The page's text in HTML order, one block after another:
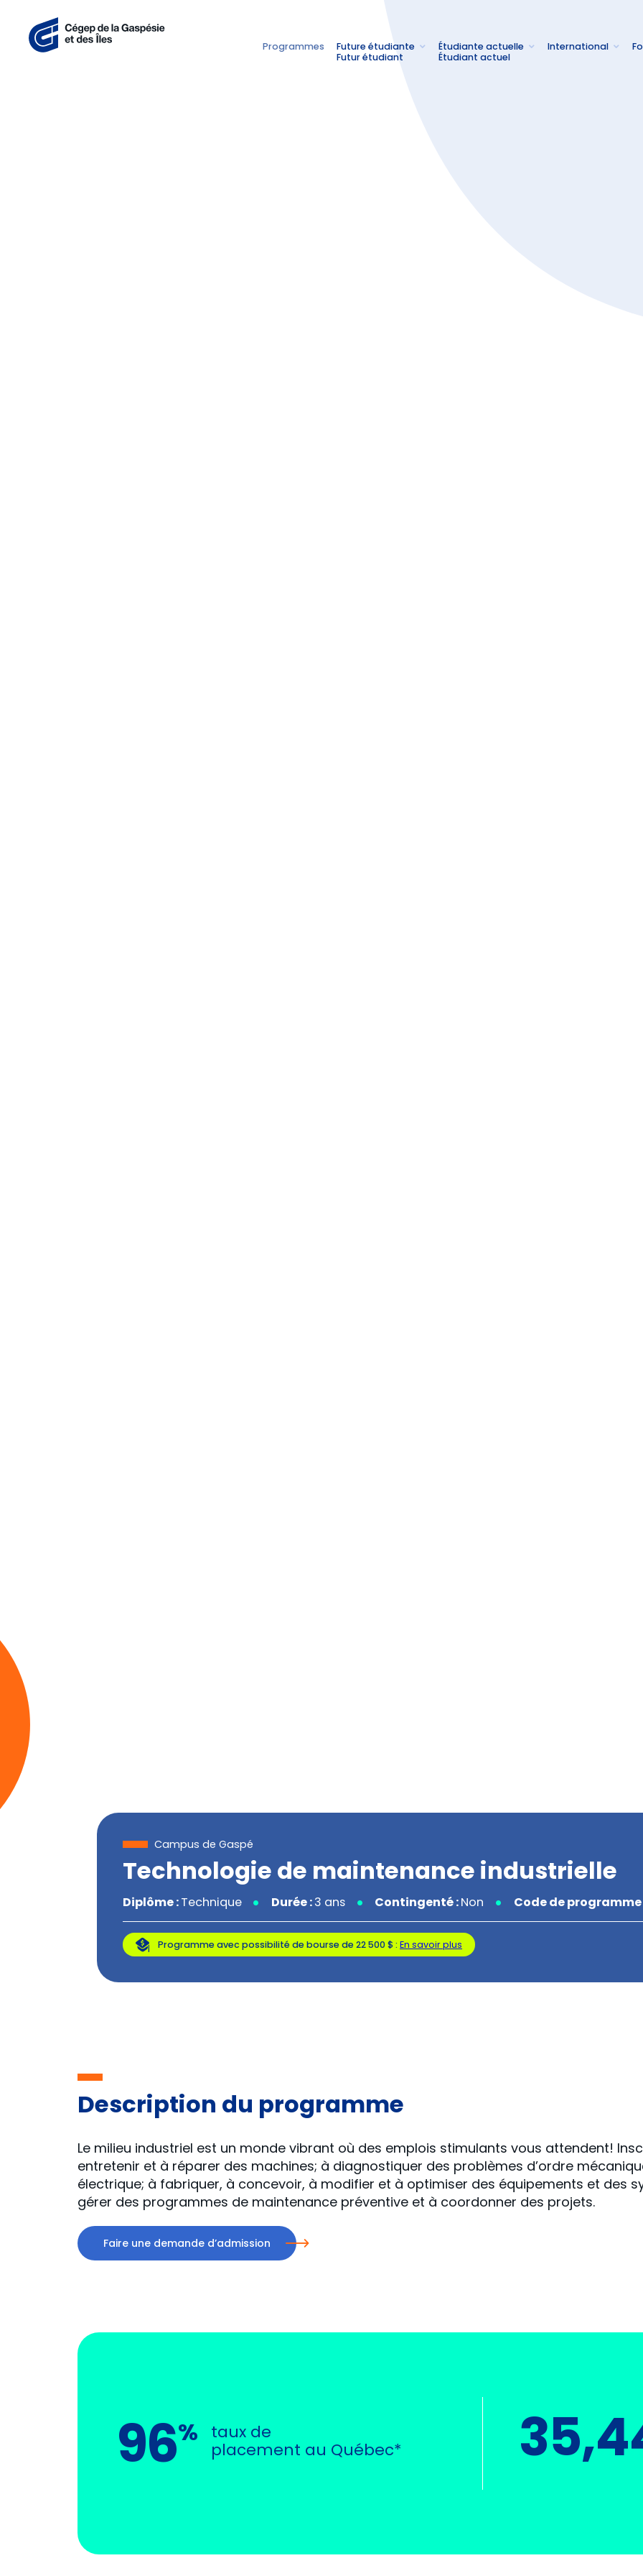
Programmes
Future étudiante
Futur étudiant
Étudiante actuelle
Étudiant actuel
International
Campus de Gaspé
Technologie de maintenance industrielle
Diplôme :Technique Durée :3 ans Contingenté :Non Code de programme
Programme avec possibilité de bourse de 22 500 $ :En savoir plus
Description du programme
Le milieu industriel est un monde vibrant où des emplois stimulants vous attendent!
entretenir et à réparer des machines; à diagnostiquer des problèmes d’ordre
électrique; à fabriquer, à concevoir, à modifier et à optimiser des équipements et des
gérer des programmes de maintenance préventive et à coordonner des projets.
Faire une demande d’admission
96%
taux de
placement au Québec*